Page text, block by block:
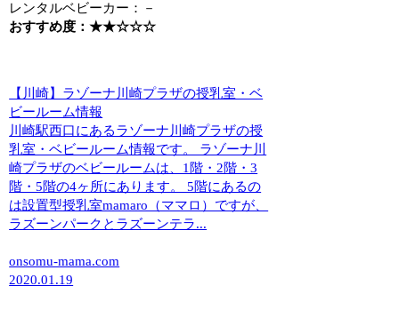
レンタルベビーカー：－
おすすめ度：★★☆☆☆
【川崎】ラゾーナ川崎プラザの授乳室・ベ
ビールーム情報
川崎駅西口にあるラゾーナ川崎プラザの授
乳室・ベビールーム情報です。 ラゾーナ川
崎プラザのベビールームは、1階・2階・3
階・5階の4ヶ所にあります。 5階にあるの
は設置型授乳室mamaro（ママロ）ですが、
ラズーンパークとラズーンテラ...
onsomu-mama.com
2020.01.19